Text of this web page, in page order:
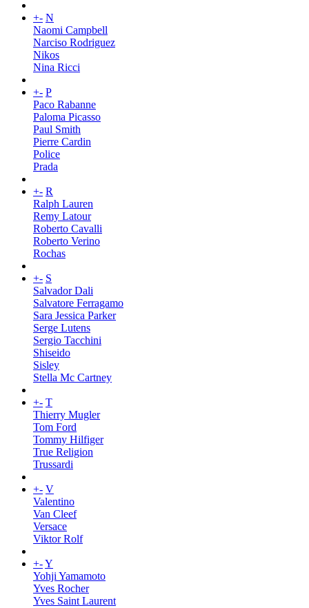
+- N
Naomi Campbell
Narciso Rodriguez
Nikos
Nina Ricci
+- P
Paco Rabanne
Paloma Picasso
Paul Smith
Pierre Cardin
Police
Prada
+- R
Ralph Lauren
Remy Latour
Roberto Cavalli
Roberto Verino
Rochas
+- S
Salvador Dali
Salvatore Ferragamo
Sara Jessica Parker
Serge Lutens
Sergio Tacchini
Shiseido
Sisley
Stella Mc Cartney
+- T
Thierry Mugler
Tom Ford
Tommy Hilfiger
True Religion
Trussardi
+- V
Valentino
Van Cleef
Versace
Viktor Rolf
+-Y
Yohji Yamamoto
Yves Rocher
Yves Saint Laurent